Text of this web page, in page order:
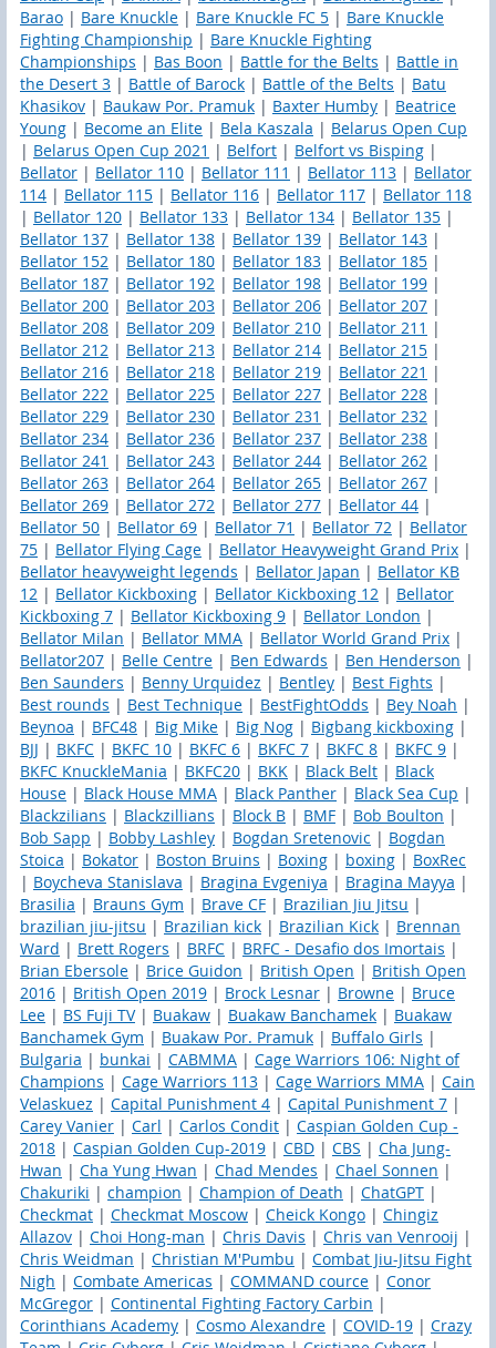
Barao | Bare Knuckle | Bare Knuckle FC 5 | Bare Knuckle
Fighting Championship | Bare Knuckle Fighting
Championships | Bas Boon | Battle for the Belts | Battle in
the Desert 3 | Battle of Barock | Battle of the Belts | Batu
Khasikov | Baukaw Por. Pramuk | Baxter Humby | Beatrice
Young | Become an Elite | Bela Kaszala | Belarus Open Cup
| Belarus Open Cup 2021 | Belfort | Belfort vs Bisping |
Bellator | Bellator 110 | Bellator 111 | Bellator 113 | Bellator
114 | Bellator 115 | Bellator 116 | Bellator 117 | Bellator 118
| Bellator 120 | Bellator 133 | Bellator 134 | Bellator 135 |
Bellator 137 | Bellator 138 | Bellator 139 | Bellator 143 |
Bellator 152 | Bellator 180 | Bellator 183 | Bellator 185 |
Bellator 187 | Bellator 192 | Bellator 198 | Bellator 199 |
Bellator 200 | Bellator 203 | Bellator 206 | Bellator 207 |
Bellator 208 | Bellator 209 | Bellator 210 | Bellator 211 |
Bellator 212 | Bellator 213 | Bellator 214 | Bellator 215 |
Bellator 216 | Bellator 218 | Bellator 219 | Bellator 221 |
Bellator 222 | Bellator 225 | Bellator 227 | Bellator 228 |
Bellator 229 | Bellator 230 | Bellator 231 | Bellator 232 |
Bellator 234 | Bellator 236 | Bellator 237 | Bellator 238 |
Bellator 241 | Bellator 243 | Bellator 244 | Bellator 262 |
Bellator 263 | Bellator 264 | Bellator 265 | Bellator 267 |
Bellator 269 | Bellator 272 | Bellator 277 | Bellator 44 |
Bellator 50 | Bellator 69 | Bellator 71 | Bellator 72 | Bellator
75 | Bellator Flying Cage | Bellator Heavyweight Grand Prix |
Bellator heavyweight legends | Bellator Japan | Bellator KB
12 | Bellator Kickboxing | Bellator Kickboxing 12 | Bellator
Kickboxing 7 | Bellator Kickboxing 9 | Bellator London |
Bellator Milan | Bellator MMA | Bellator World Grand Prix |
Bellator207 | Belle Centre | Ben Edwards | Ben Henderson |
Ben Saunders | Benny Urquidez | Bentley | Best Fights |
Best rounds | Best Technique | BestFightOdds | Bey Noah |
Beynoa | BFC48 | Big Mike | Big Nog | Bigbang kickboxing |
BJJ | BKFC | BKFC 10 | BKFC 6 | BKFC 7 | BKFC 8 | BKFC 9 |
BKFC KnuckleMania | BKFC20 | BKK | Black Belt | Black
House | Black House MMA | Black Panther | Black Sea Cup |
Blackzilians | Blackzillians | Block B | BMF | Bob Boulton |
Bob Sapp | Bobby Lashley | Bogdan Sretenovic | Bogdan
Stoica | Bokator | Boston Bruins | Boxing | boxing | BoxRec
| Boycheva Stanislava | Bragina Evgeniya | Bragina Mayya |
Brasilia | Brauns Gym | Brave CF | Brazilian Jiu Jitsu |
brazilian jiu-jitsu | Brazilian kick | Brazilian Kick | Brennan
Ward | Brett Rogers | BRFC | BRFC - Desafio dos Imortais |
Brian Ebersole | Brice Guidon | British Open | British Open
2016 | British Open 2019 | Brock Lesnar | Browne | Bruce
Lee | BS Fuji TV| Buakaw | Buakaw Banchamek | Buakaw
Banchamek Gym | Buakaw Por. Pramuk | Buffalo Girls |
Bulgaria | bunkai | CABMMA | Cage Warriors 106: Night of
Champions | Cage Warriors 113 | Cage Warriors MMA | Cain
Velaskuez | Capital Punishment 4 | Capital Punishment 7 |
Carey Vanier | Carl | Carlos Condit | Caspian Golden Cup -
2018 | Caspian Golden Cup-2019 | CBD | CBS | Cha Jung-
Hwan | Cha Yung Hwan | Chad Mendes | Chael Sonnen |
Chakuriki | champion | Champion of Death | ChatGPT |
Checkmat | Checkmat Мoscow | Cheick Kongo | Chingiz
Allazov | Choi Hong-man | Chris Davis | Chris van Venrooij |
Chris Weidman | Christian M'Pumbu | Combat Jiu-Jitsu Fight
Nigh | Combate Americas | COMMAND cource | Conor
McGregor | Continental Fighting Factory Carbin |
Corinthians Academy | Cosmo Alexandre | COVID-19 | Crazy